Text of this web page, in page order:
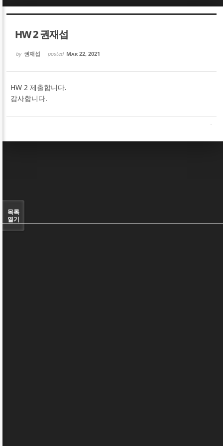
HW 2 권재섭
by 권재섭 posted Mar 22, 2021
HW 2 제출합니다.
감사합니다.
목록
열기
Sketchbook5, 스케치북5
Sketchbook5, 스케치북5
Sketchbook5, 스케치북5
Sketchbook5, 스케치북5